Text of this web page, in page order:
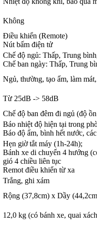
Không
Điều khiển (Remote)
Nút bấm điện tử
Chế độ ngủ: Thấp, Trung
Chế ban ngày: Thấp, Trung
Ngủ, thường, tạo ẩm, làm
Từ 25dB -> 58dB
Chế độ ban đêm đi ngủ (độ
Báo nhiệt độ hiện tại trong
Báo độ ẩm, bình hết nước,
Hẹn giờ tắt máy (1h-24h);
Bánh xe di chuyển 4 hướng
gió 4 chiều liên tục
Remot điều khiển từ xa
Trắng, ghi xám
Rộng (37,8cm) x Dầy
12,0 kg (có bánh xe, quai